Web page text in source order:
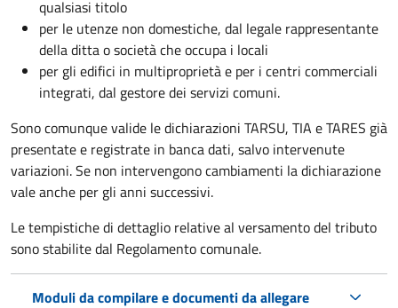
qualsiasi titolo
per le utenze non domestiche, dal legale rappresentante
della ditta o società che occupa i locali
per gli edifici in multiproprietà e per i centri commerciali
integrati, dal gestore dei servizi comuni.
Sono comunque valide le dichiarazioni TARSU, TIA e TARES già
presentate e registrate in banca dati, salvo intervenute
variazioni. Se non intervengono cambiamenti la dichiarazione
vale anche per gli anni successivi.
Le tempistiche di dettaglio relative al versamento del tributo
sono stabilite dal Regolamento comunale.
Moduli da compilare e documenti da allegare